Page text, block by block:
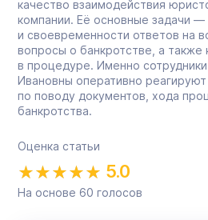
качество взаимодействия
компании. Её основные задачи
и своевременности ответов на
вопросы о банкротстве, а также
в процедуре. Именно сотрудники
Ивановны оперативно
по поводу документов, хода
банкротства.
Оценка статьи
5.0
На основе 60 голосов